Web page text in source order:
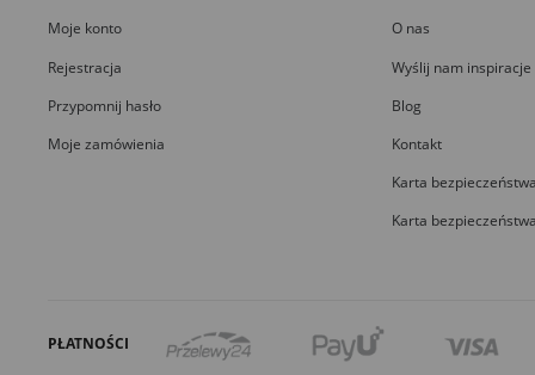
Moje konto
Rejestracja
Przypomnij hasło
Moje zamówienia
O nas
Wyślij nam inspiracje
Blog
Kontakt
Karta
Karta
PŁATNOŚCI